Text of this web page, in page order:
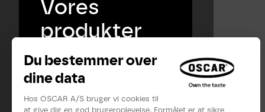
Vores
produkter